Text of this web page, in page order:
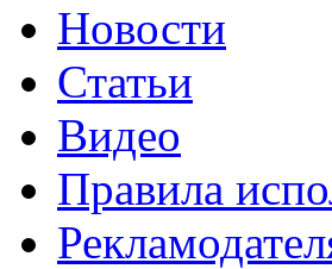
Новости
Статьи
Видео
Правила